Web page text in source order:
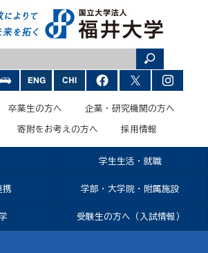
卒業生の方へ 企業・研究機関の方へ
寄附をお考えの方へ 採用情報
学生生活・就職
携 学部・大学院・附属施設
受験生の方へ（入試情報）